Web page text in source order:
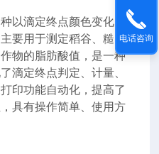
以滴定终点颜色变化为
要用于测定稻谷、糙
物的脂肪酸值，是一种
滴定终点判定、计量、
印功能自动化，提高了
具有操作简单、使用方
电话咨询